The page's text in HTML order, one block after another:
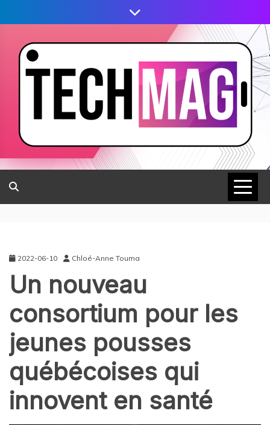
2022-06-10 Chloé-Anne Touma
Un nouveau
consortium pour les
jeunes pousses
québécoises qui
innovent en santé